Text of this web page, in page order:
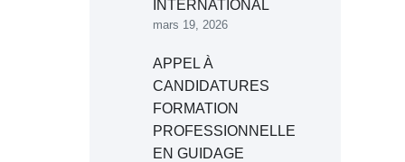
INTERNATIONAL
mars 19, 2026
APPEL À
CANDIDATURES
FORMATION
PROFESSIONNELLE
EN GUIDAGE